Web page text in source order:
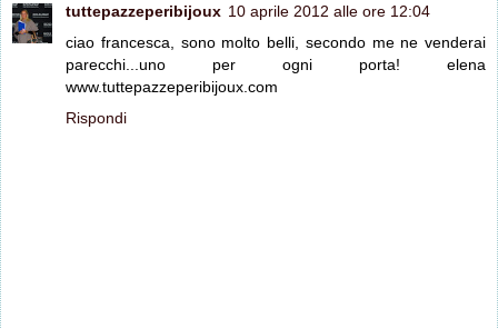
tuttepazzeperibijoux 10 aprile 2012 alle ore 12:04
ciao francesca, sono molto belli, secondo me ne venderai
parecchi...uno per ogni porta! elena
www.tuttepazzeperibijoux.com
Rispondi